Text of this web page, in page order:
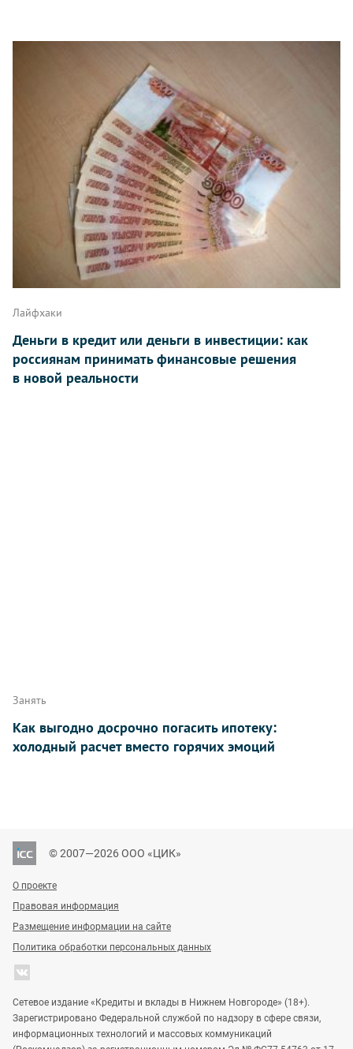
Лайфхаки
Деньги в кредит или деньги в инвестиции: как
россиянам принимать финансовые решения
в новой реальности
Занять
Как выгодно досрочно погасить ипотеку:
холодный расчет вместо горячих эмоций
© 2007—2026 ООО «ЦИК»
О проекте
Правовая информация
Размещение информации на сайте
Политика обработки персональных данных
Сетевое издание «Кредиты и вклады в Нижнем Новгороде» (18+).
Зарегистрировано Федеральной службой по надзору в сфере связи,
информационных технологий и массовых коммуникаций